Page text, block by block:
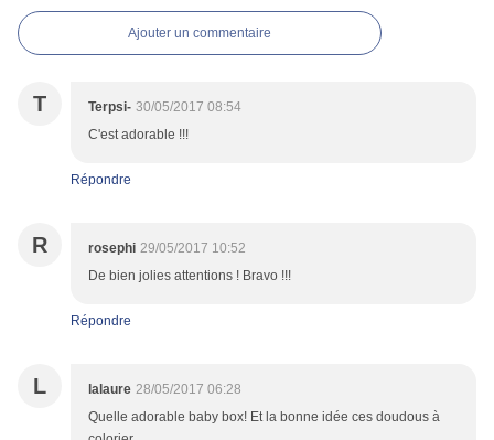
Ajouter un commentaire
T Terpsi- 30/05/2017 08:54
C'est adorable !!!
Répondre
R rosephi 29/05/2017 10:52
De bien jolies attentions ! Bravo !!!
Répondre
L lalaure 28/05/2017 06:28
Quelle adorable baby box! Et la bonne idée ces doudous à